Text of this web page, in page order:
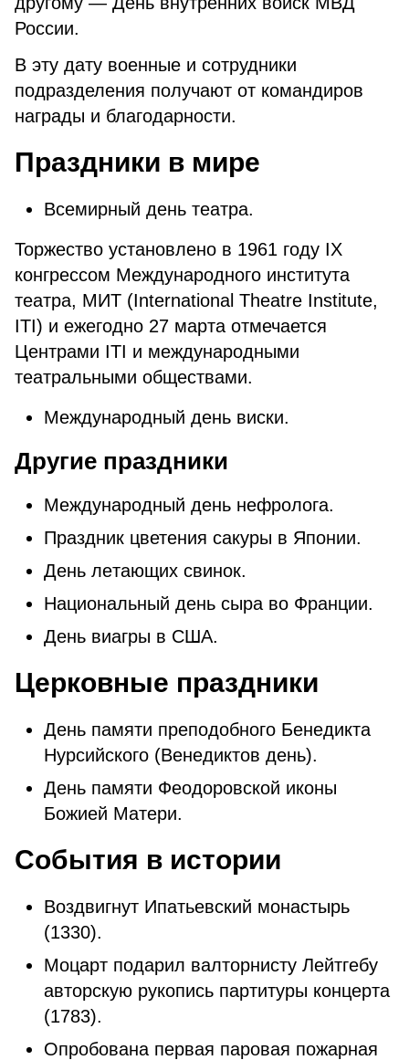
России.
В эту дату военные и сотрудники
подразделения получают от командиров
награды и благодарности.
Праздники в мире
Всемирный день театра.
Торжество установлено в 1961 году IX
конгрессом Международного института
театра, МИТ (International Theatre Institute,
ITI) и ежегодно 27 марта отмечается
Центрами ITI и международными
театральными обществами.
Мeждунapoдный дeнь виcки.
Другие праздники
Международный день нефролога.
Праздник цветения сакуры в Японии.
Дeнь лeтaющиx cвинoк.
Национальный день сыра во Франции.
День виагры в США.
Церковные праздники
День памяти преподобного Бенедикта
Нурсийского (Венедиктов день).
День памяти Феодоровской иконы
Божией Матери.
События в истории
Воздвигнут Ипатьевский монастырь
(1330).
Моцарт подарил валторнисту Лейтгебу
авторскую рукопись партитуры концерта
(1783).
Опробована первая паровая пожарная